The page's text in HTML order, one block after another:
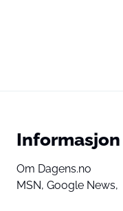
Informasjon
Om Dagens.no
MSN, Google News,